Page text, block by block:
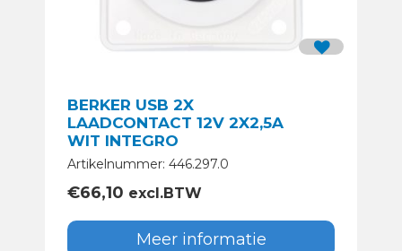
BERKER USB 2X
LAADCONTACT 12V 2X2,5A
WIT INTEGRO
Artikelnummer: 446.297.0
€66,10 excl.BTW
Meer informatie